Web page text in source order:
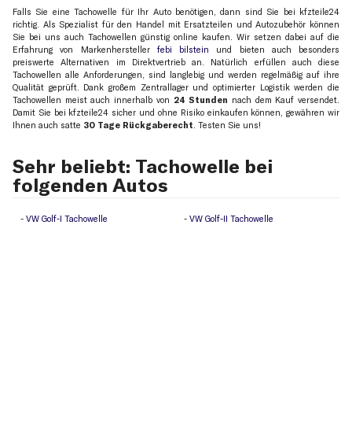
Falls Sie eine Tachowelle für Ihr Auto benötigen, dann sind Sie bei kfzteile24
richtig. Als Spezialist für den Handel mit Ersatzteilen und Autozubehör können
Sie bei uns auch Tachowellen günstig online kaufen. Wir setzen dabei auf die
Erfahrung von Markenhersteller febi bilstein und bieten auch besonders
preiswerte Alternativen im Direktvertrieb an. Natürlich erfüllen auch diese
Tachowellen alle Anforderungen, sind langlebig und werden regelmäßig auf ihre
Qualität geprüft. Dank großem Zentrallager und optimierter Logistik werden die
Tachowellen meist auch innerhalb von 24 Stunden nach dem Kauf versendet.
Damit Sie bei kfzteile24 sicher und ohne Risiko einkaufen können, gewähren wir
Ihnen auch satte 30 Tage Rückgaberecht . Testen Sie uns!
Sehr beliebt: Tachowelle bei
folgenden Autos
VW Golf-I Tachowelle VW Golf-II Tachowelle